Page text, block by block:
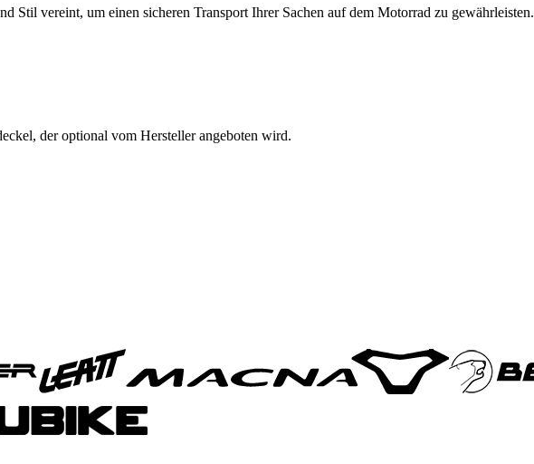
Stil vereint, um einen sicheren Transport Ihrer Sachen auf dem Motorrad zu gewährleisten.
der optional vom Hersteller angeboten wird.